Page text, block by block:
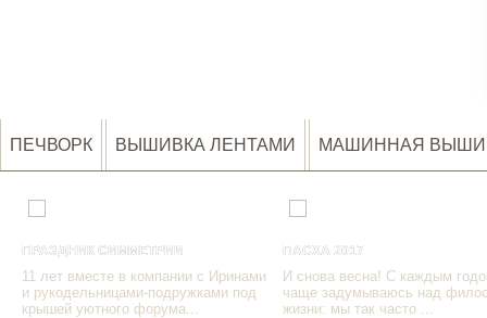
ПЕЧВОРК ВЫШИВКА ЛЕНТАМИ МАШИННАЯ
ПРАЗДНИК СИММЕТРИИ
11 лет вместе в компании с Иринами
и рукодельницами-подружками под
крышей уютного форума...
ПАСХА 2017
И снова весна! С каждым
чаще задумываюсь над
жизни: мы так часто ...